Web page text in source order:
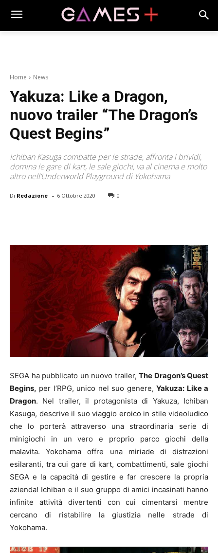
Home News
Yakuza: Like a Dragon,
nuovo trailer “The Dragon’s
Quest Begins”
Ichiban Kasuga combatte per le strade, affronta i brividi,
domina le gare di kart, le sale giochi, va al cinema e molto
altro nell’Underworld Playground di Yokohama
Di Redazione - 6 Ottobre 2020 0
SEGA ha pubblicato un nuovo trailer, The Dragon’s Quest
Begins, per l’RPG, unico nel suo genere,Yakuza: Like a
Dragon. Nel trailer, il protagonista di Yakuza, Ichiban
Kasuga, descrive il suo viaggio eroico in stile videoludico
che lo porterà attraverso una straordinaria serie di
minigiochi in un vero e proprio parco giochi della
malavita. Yokohama offre una miriade di distrazioni
esilaranti, tra cui gare di kart, combattimenti, sale giochi
SEGA e la capacità di gestire e far crescere la propria
azienda! Ichiban e il suo gruppo di amici incasinati hanno
infinite attività divertenti con cui cimentarsi mentre
cercano di ristabilire la giustizia nelle strade di
Yokohama.